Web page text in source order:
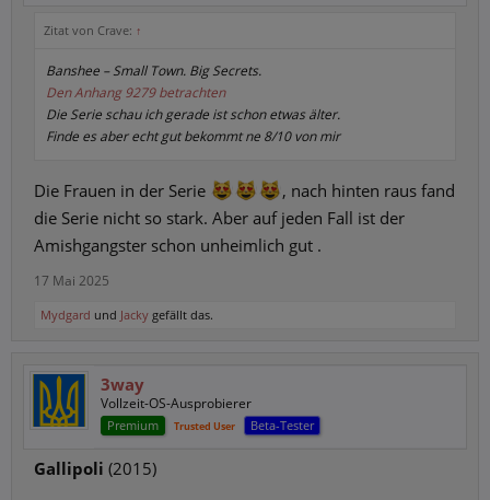
Zitat von Crave: ↑
Banshee – Small Town. Big Secrets.
Den Anhang 9279 betrachten
Die Serie schau ich gerade ist schon etwas älter.
Finde es aber echt gut bekommt ne 8/10 von mir
Die Frauen in der Serie
, nach hinten raus fand
die Serie nicht so stark. Aber auf jeden Fall ist der
Amishgangster schon unheimlich gut .
17 Mai 2025
Mydgard und Jacky gefällt das.
3way
Vollzeit-OS-Ausprobierer
Premium Trusted User Beta-Tester
Gallipoli (2015)